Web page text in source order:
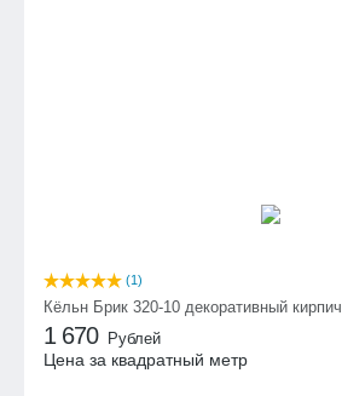
(1)
Кёльн Брик 320-10 декоративный кирпич
1 670 Рублей
Цена за квадратный метр